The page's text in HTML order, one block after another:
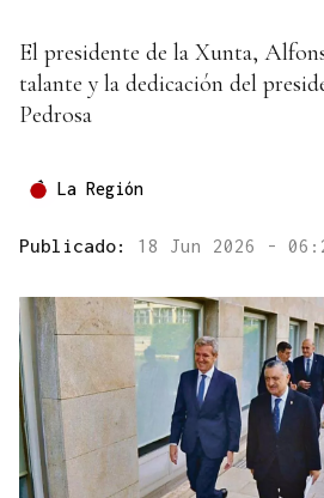
El presidente de la Xunta,
talante y la dedicación del
Pedrosa
La Región
Publicado: 18 Jun 2026 -